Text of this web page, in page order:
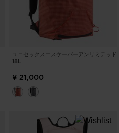
ユニセックスエスケーパーアンリミテッド
18L
¥ 21,000